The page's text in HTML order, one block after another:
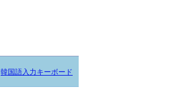
韓国語入力キーボード